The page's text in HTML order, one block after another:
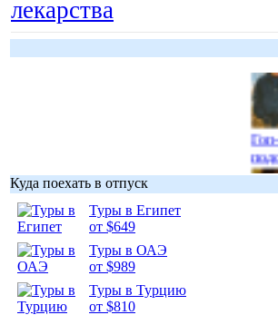
лекарства
Куда поехать в отпуск
Туры в Египет
от $649
Туры в ОАЭ
от $989
Туры в Турцию
от $810